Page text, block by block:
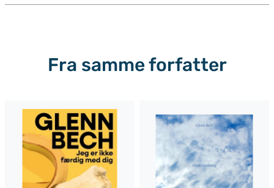
Fra samme forfatter